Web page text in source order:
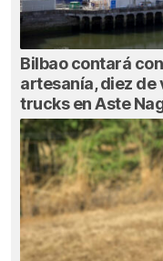
Bilbao contará
artesanía, diez de
trucks en Aste